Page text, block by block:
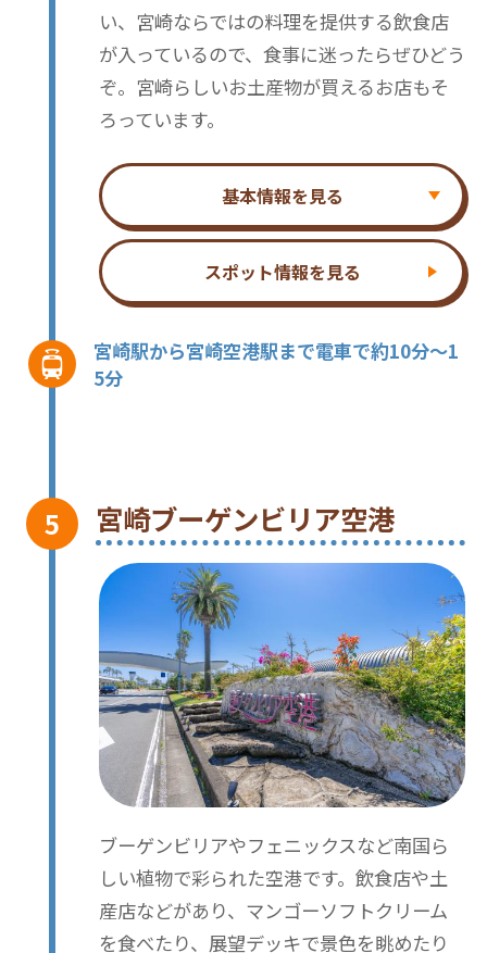
い、宮崎ならではの料理を提供する飲食店
が入っているので、食事に迷ったらぜひどう
ぞ。宮崎らしいお土産物が買えるお店もそ
ろっています。
基本情報を見る
スポット情報を見る
宮崎駅から宮崎空港駅まで電車で約10分～1
5分
宮崎ブーゲンビリア空港
ブーゲンビリアやフェニックスなど南国ら
しい植物で彩られた空港です。飲食店や土
産店などがあり、マンゴーソフトクリーム
を食べたり、展望デッキで景色を眺めたり